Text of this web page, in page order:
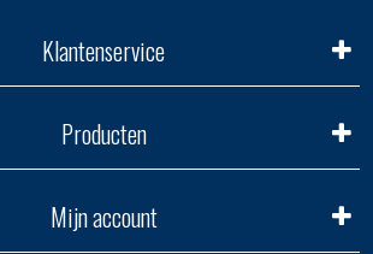
Klantenservice
Producten
Mijn account